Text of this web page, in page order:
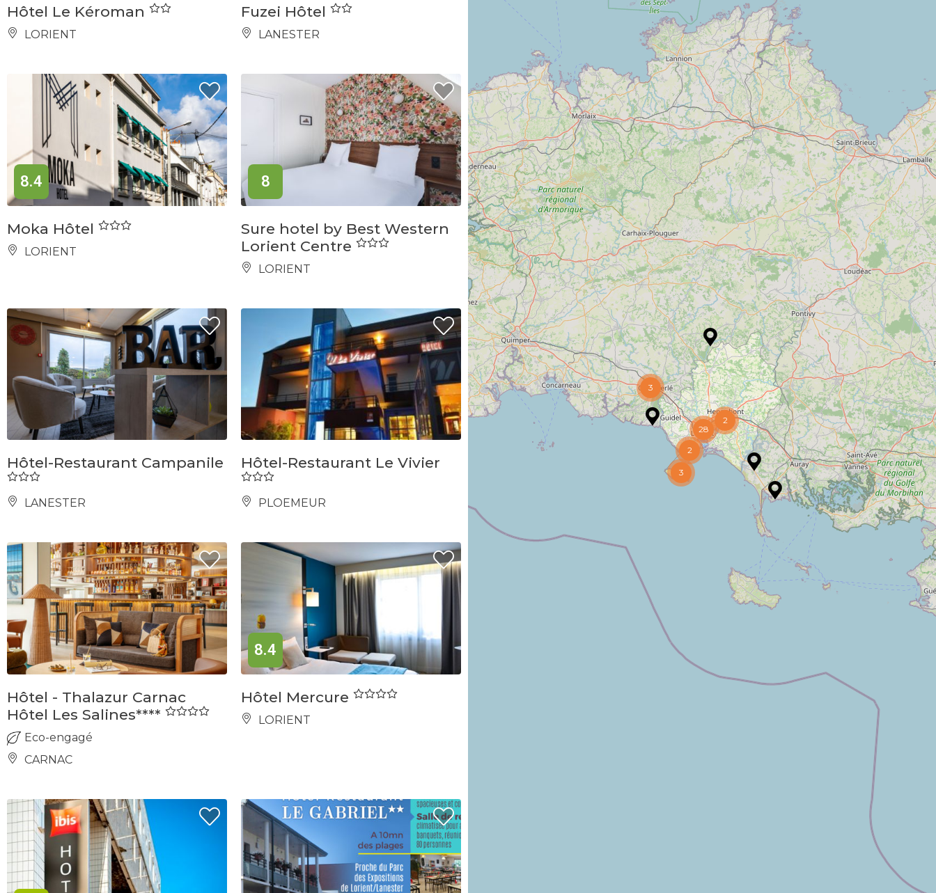
Hôtel Le Kéroman
LORIENT
Fuzei Hôtel
LANESTER
8.4
Moka Hôtel
LORIENT
8
Sure hotel by Best Western
Lorient Centre
LORIENT
Hôtel-Restaurant Campanile
LANESTER
Hôtel-Restaurant Le Vivier
PLOEMEUR
Hôtel - Thalazur Carnac
Hôtel Les Salines****
Eco-engagé
CARNAC
8.4
Hôtel Mercure
LORIENT
2
3
2
3
28